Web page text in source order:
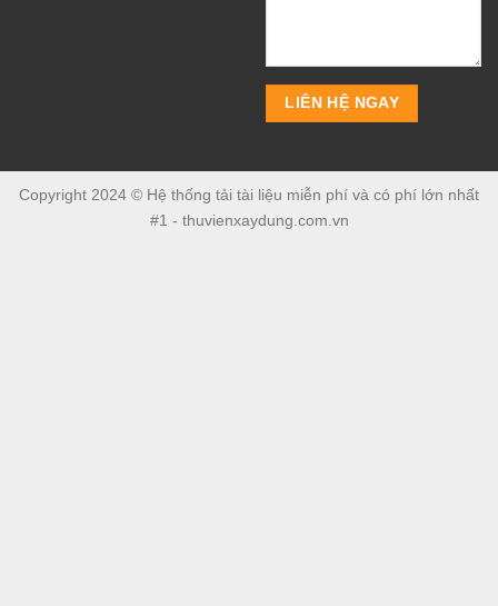
Copyright 2024 © Hệ thống tải tài liệu miễn phí và có phí lớn nhất
#1 - thuvienxaydung.com.vn